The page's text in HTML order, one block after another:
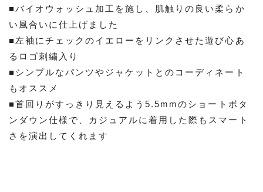
■バイオウォッシュ加工を施し、肌触りの良い柔らか
い風合いに仕上げました
■左袖にチェックのイエローをリンクさせた遊び心あ
るロゴ刺繍入り
■シンプルなパンツやジャケットとのコーディネート
もオススメ
■首回りがすっきり見えるよう5.5mmのショートボタ
ンダウン仕様で、カジュアルに着用した際もスマート
さを演出してくれます